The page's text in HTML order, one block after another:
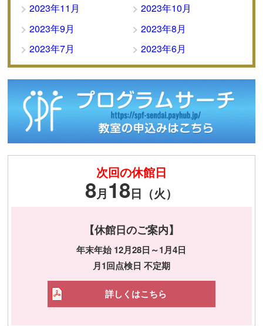
2023年11月
2023年10月
2023年9月
2023年8月
2023年7月
2023年6月
次回の休館日
8月18日（火）
【休館日のご案内】
年末年始 12月28日～1月4日
月1回点検日 不定期
詳しくはこちら